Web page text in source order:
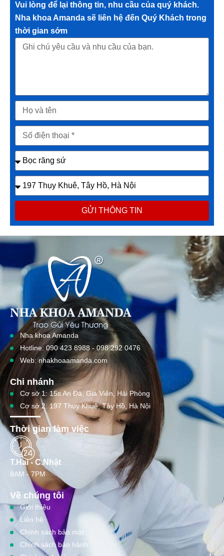
Vui lòng để lại thông tin, nhu cầu của quý khách.
Nha khoa Amanda sẽ liên hệ đến Quý Khách trong
thời gian sớm
GỬI THÔNG TIN
Nha khoa Amanda
Hotline: 090 423 8988 - 098 292 0476
Web: nhakhoaamanda.com
Chi nhánh
Cơ sở 1: 15s An Đà, Gia Viên, Hải Phòng
Cơ sở 2: 197 Thụy Khuê, Tây Hồ, Hà Nội
Thời gian làm việc
T.Hai - C.Nhật
8AM - 7PM
Về chúng tôi
Giới thiệu
Liên hệ
Chính sách bảo mật
Chính sách bảo hành